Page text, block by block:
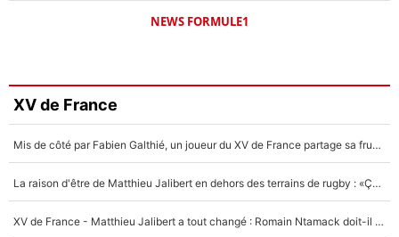
NEWS FORMULE1
XV de France
Mis de côté par Fabien Galthié, un joueur du XV de France partage sa frustration : «ils ne me l’ont pas dit tout de suite»
La raison d'être de Matthieu Jalibert en dehors des terrains de rugby : «Ça m'atteint autant que si tu touches à un membre de ma famille»
XV de France - Matthieu Jalibert a tout changé : Romain Ntamack doit-il s’inquiéter pour sa place à un an de la Coupe du monde ?